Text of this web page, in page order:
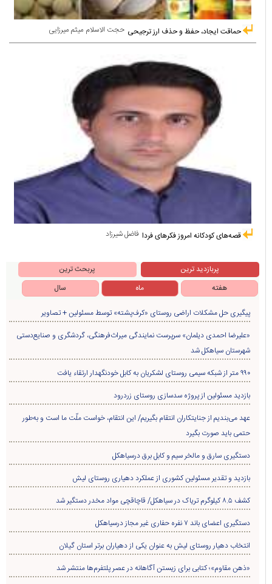
حجت الاسلام میثم میرزایی حماقت ایجاد، حفظ و حذف ارز ترجیحی
فاضل شیرزاد قصه‌های کودکانه امروز فکرهای فردا
پربازدید ترین
پربحث ترین
هفته
ماه سال
پیگیری حل مشکلات اراضی روستای «کرف‌پشته» توسط مسئولین + تصاویر
«علیرضا احمدی دیلمان» سرپرست نمایندگی میراث‌فرهنگی، گردشگری و صنایع‌دستی
شهرستان سیاهکل شد
۹۹۰ متر از شبکه سیمی روستای لشکریان به کابل خودنگهدار ارتقاء یافت
بازدید مسئولین از پروژه سدسازی روستای زردرود
عهد می‌بندیم از جنایتکاران انتقام بگیریم/ این انتقام، خواست ملّت ما است و به‌طور
حتمی باید صورت بگیرد
دستگیری سارق و مالخر سیم و کابل برق درسیاهکل
بازدید و تقدیر مسئولین کشوری از عملکرد دهیاری روستای لیش
کشف ۸.۵ کیلوگرم تریاک در سیاهکل/ قاچاقچی مواد مخدر دستگیر شد
دستگیری اعضای باند ۷ نفره حفاری غير مجاز درسیاهکل
انتخاب دهیار روستای لیش به عنوان یکی از دهیاران برتر استان گیلان
«ذهن مقاوم»؛ کتابی برای زیستن آگاهانه در عصر پلتفرم‌ها منتشر شد